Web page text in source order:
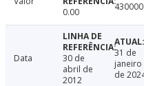
0.00
Data
30 de
abril de
2012
31 de
janeiro
de